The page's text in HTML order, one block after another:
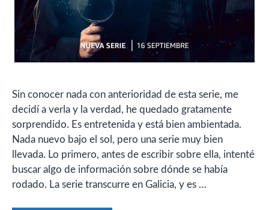
Sin conocer nada con anterioridad de esta serie, me
decidí a verla y la verdad, he quedado gratamente
sorprendido. Es entretenida y está bien ambientada.
Nada nuevo bajo el sol, pero una serie muy bien
llevada. Lo primero, antes de escribir sobre ella, intenté
buscar algo de información sobre dónde se había
rodado. La serie transcurre en Galicia, y es …